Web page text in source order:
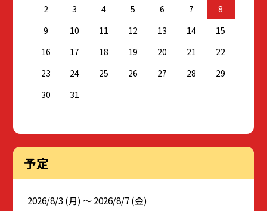
2
3 4 5 6 7
8
9
10 11 12 13 14
15
16
17 18 19 20 21
22
23
24 25 26 27 28
29
30
31
予定
2026/8/3 (月) ～ 2026/8/7 (金)